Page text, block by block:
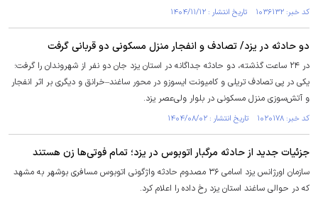
کد خبر: ۱۰۳۶۱۳۲ تاریخ انتشار : ۱۴۰۴/۱۱/۱۲
دو حادثه در یزد/ تصادف و انفجار منزل مسکونی دو قربانی گرفت
در ۲۴ ساعت گذشته، دو حادثه جداگانه در استان یزد جان دو نفر از شهروندان را گرفت؛
یکی در پی تصادف تریلی و کامیونت ایسوزو در محور ساغند–خرانق و دیگری بر اثر انفجار
و آتش‌سوزی منزل مسکونی در بلوار ولی‌عصر یزد.
کد خبر: ۱۰۲۰۱۷۸ تاریخ انتشار : ۱۴۰۴/۰۸/۰۲
جزئیات جدید از حادثه مرگبار اتوبوس در یزد؛ تمام فوتی‌ها زن هستند
سازمان اورژانس یزد اسامی ۳۶ مصدوم حادثه واژگونی اتوبوس مسافری بوشهر به مشهد
که در حوالی ساغند استان یزد رخ داده را اعلام کرد.